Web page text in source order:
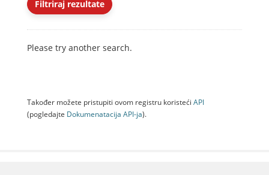
Filtriraj rezultate
Please try another search.
Također možete pristupiti ovom registru koristeći API
(pogledajte Dokumenаtаcijа API-jа).